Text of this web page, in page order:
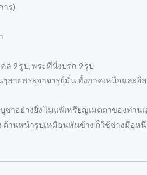
าร)
ล 9 รูป, พระที่นั่งปรก 9 รูป
สายพระอาจารย์มั่น ทั้งภาคเหนือและอี
าอย่างยิ่ง ไม่แพ้เหรียญเมตตาของท่า
ด้านหน้ารูปเหมือนหันข้าง ก็ใช้ช่างมือ